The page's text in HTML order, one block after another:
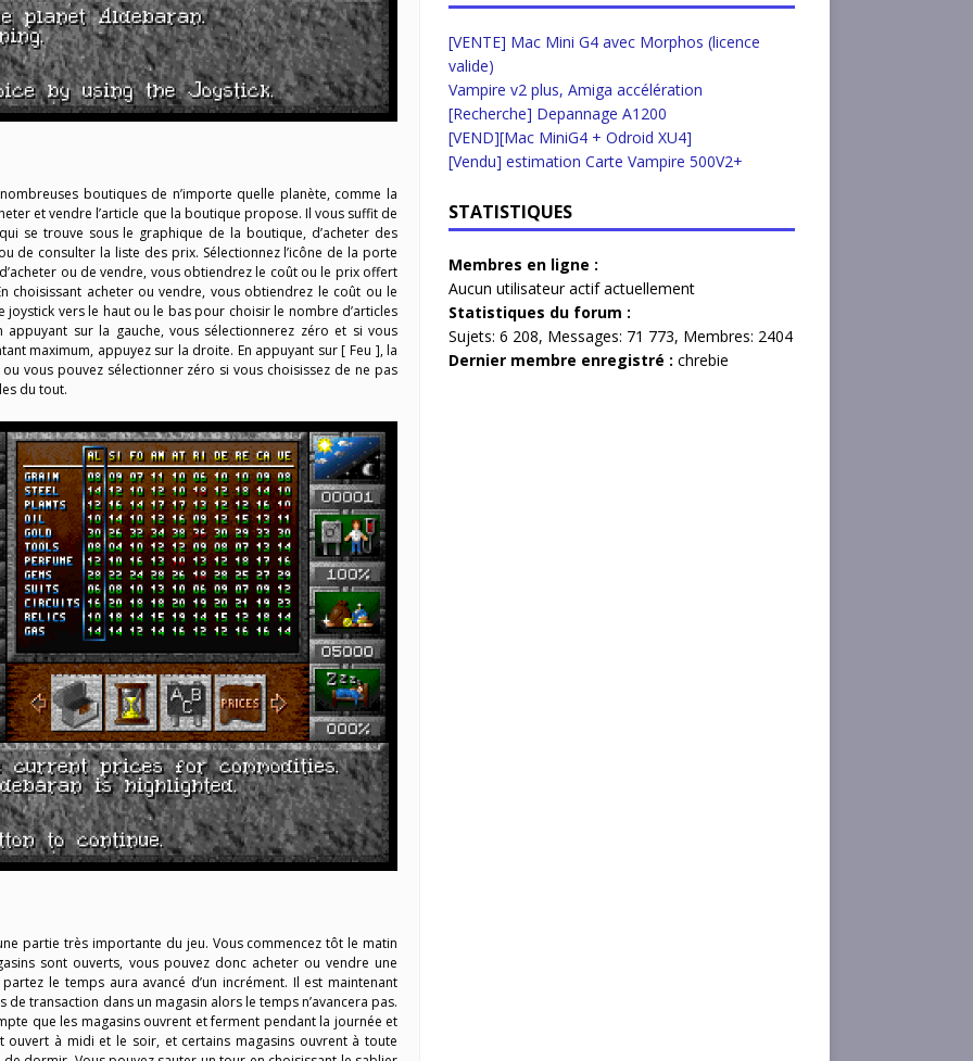
boutiques de n’importe quelle planète, comme la
et vendre l’article que la boutique propose. Il vous suffit de
se trouve sous le graphique de la boutique, d’acheter des
de consulter la liste des prix. Sélectionnez l’icône de la porte
ou de vendre, vous obtiendrez le coût ou le prix offert
choisissant acheter ou vendre, vous obtiendrez le coût ou le
vers le haut ou le bas pour choisir le nombre d’articles
appuyant sur la gauche, vous sélectionnerez zéro et si vous
maximum, appuyez sur la droite. En appuyant sur [ Feu ], la
vous pouvez sélectionner zéro si vous choisissez de ne pas
du tout.
partie très importante du jeu. Vous commencez tôt le matin
sont ouverts, vous pouvez donc acheter ou vendre une
le temps aura avancé d’un incrément. Il est maintenant
de transaction dans un magasin alors le temps n’avancera pas.
que les magasins ouvrent et ferment pendant la journée et
ouvert à midi et le soir, et certains magasins ouvrent à toute
[VENTE] Mac Mini G4 avec Morphos (licence
valide)
Vampire v2 plus, Amiga accélération
[Recherche] Depannage A1200
[VEND][Mac MiniG4 + Odroid XU4]
[Vendu] estimation Carte Vampire 500V2+
STATISTIQUES
Membres en ligne :
Aucun utilisateur actif actuellement
Statistiques du forum :
Sujets: 6 208, Messages: 71 773, Membres: 2404
Dernier membre enregistré : chrebie